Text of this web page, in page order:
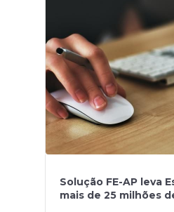
Solução FE-AP leva
mais de 25 milhões